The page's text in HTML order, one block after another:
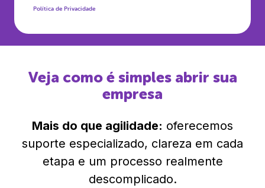
Política de Privacidade
Veja como é simples abrir sua
empresa
Mais do que agilidade: oferecemos
suporte especializado, clareza em cada
etapa e um processo realmente
descomplicado.